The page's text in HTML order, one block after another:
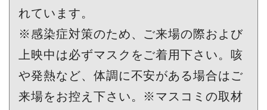
れています。
※感染症対策のため、ご来場の際および
上映中は必ずマスクをご着用下さい。咳
や発熱など、体調に不安がある場合はご
来場をお控え下さい。※マスコミの取材